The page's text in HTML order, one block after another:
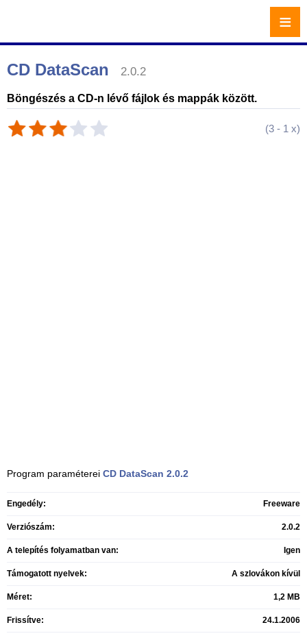
CD DataScan 2.0.2
Böngészés a CD-n lévő fájlok és mappák között.
(3 - 1 x)
Program paraméterei CD DataScan 2.0.2
Engedély: Freeware
Verziószám: 2.0.2
A telepítés folyamatban van: Igen
Támogatott nyelvek: A szlovákon kívül
Méret: 1,2 MB
Frissítve: 24.1.2006
≡